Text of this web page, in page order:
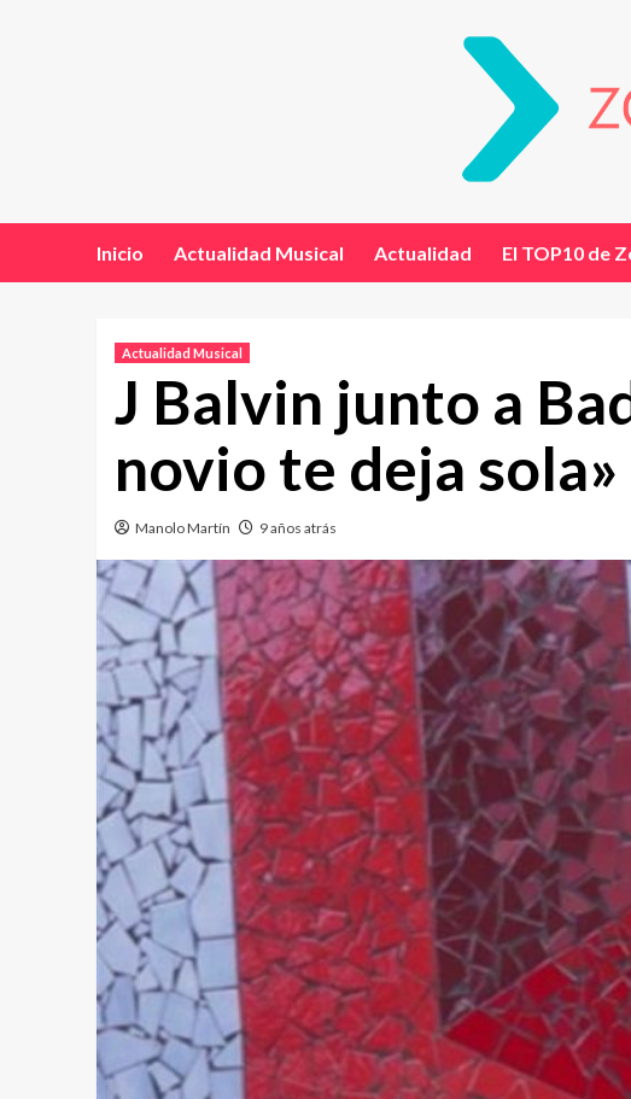
Inicio Actualidad Musical Actualidad El TOP10 de
Actualidad Musical
J Balvin junto a
novio te deja sola»
Manolo Martín 9 años atrás